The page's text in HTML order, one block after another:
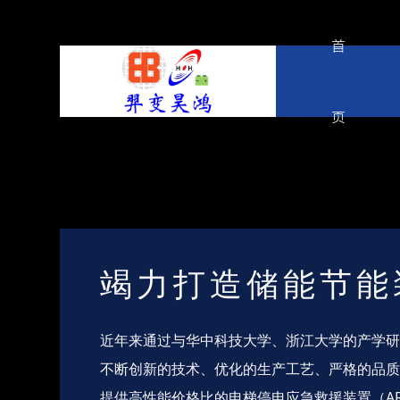
首
页
竭力打造储能节
近年来通过与华中科技大学、浙江大学的产学
不断创新的技术、优化的生产工艺、严格的品